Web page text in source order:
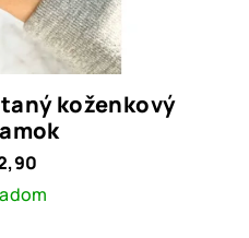
koženkový